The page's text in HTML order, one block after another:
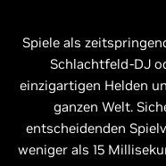
Spiele als
Schlachtfeld-DJ
einzigartigen Helden
ganzen Welt.
entscheidenden
weniger als 15